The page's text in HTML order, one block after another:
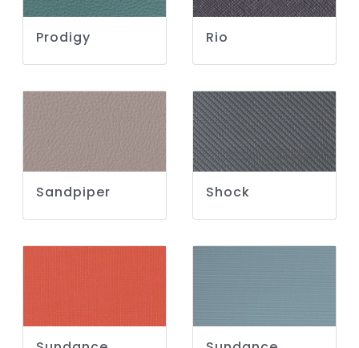
Prodigy Rio
Sandpiper Shock